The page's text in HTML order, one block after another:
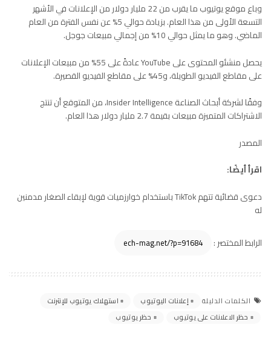
وباع موقع يوتيوب ما يقرب من 22 مليار دولار من الإعلانات في الأشهر
التسعة الأولى من هذا العام. بزيادة حوالي 5% عن نفس الفترة من العام
الماضي. وهو ما يمثل حوالي 10% من إجمالي مبيعات جوجل.
يحصل منشئو المحتوى على YouTube عادةً على 55% من مبيعات الإعلانات
على مقاطع الفيديو الطويلة، و45% على مقاطع الفيديو القصيرة.
وفقًا لشركة أبحاث الصناعة Insider Intelligence، من المتوقع أن تنتج
الاشتراكات المتميزة مبيعات بقيمة 2.7 مليار دولار هذا العام.
المصدر
اقرأ أيضًا:
دعوى قضائية تتهم TikTok باستخدام خوارزميات قوية لإبقاء الصغار مدمنين
له
الرابط المختصر :
الكلمات الدليلة إعلانات اليوتيوب
استهلاك يوتيوب للإنترنت
حظر الاعلانات على يوتيوب
حظر يوتيوب